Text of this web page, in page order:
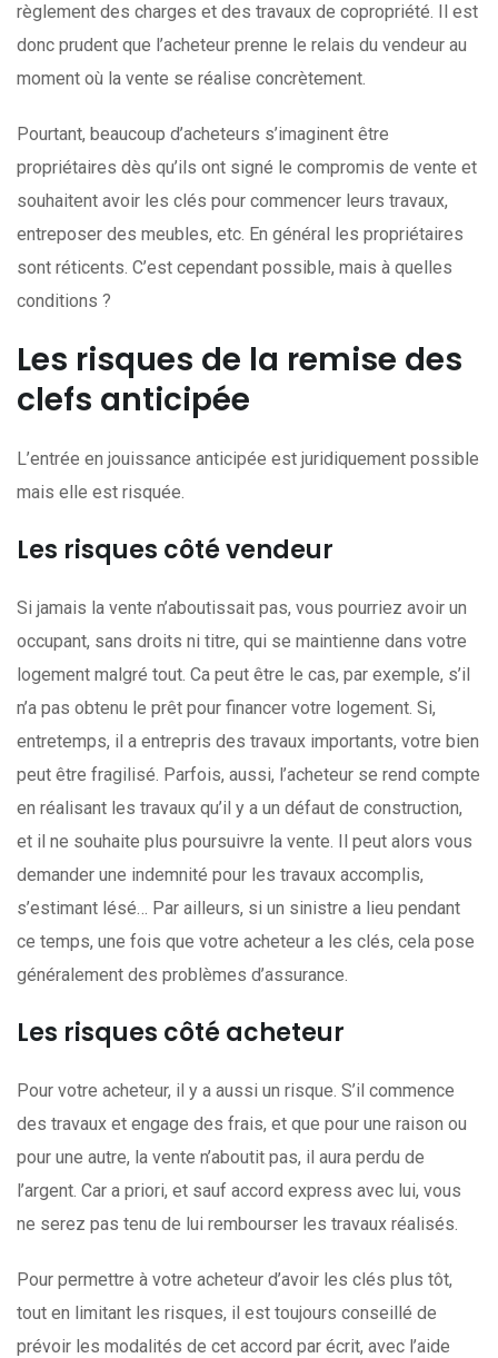
règlement des charges et des travaux de copropriété. Il est
donc prudent que l’acheteur prenne le relais du vendeur au
moment où la vente se réalise concrètement.
Pourtant, beaucoup d’acheteurs s’imaginent être
propriétaires dès qu’ils ont signé le compromis de vente et
souhaitent avoir les clés pour commencer leurs travaux,
entreposer des meubles, etc. En général les propriétaires
sont réticents. C’est cependant possible, mais à quelles
conditions ?
Les risques de la remise des
clefs anticipée
L’entrée en jouissance anticipée est juridiquement possible
mais elle est risquée.
Les risques côté vendeur
Si jamais la vente n’aboutissait pas, vous pourriez avoir un
occupant, sans droits ni titre, qui se maintienne dans votre
logement malgré tout. Ca peut être le cas, par exemple, s’il
n’a pas obtenu le prêt pour financer votre logement. Si,
entretemps, il a entrepris des travaux importants, votre bien
peut être fragilisé. Parfois, aussi, l’acheteur se rend compte
en réalisant les travaux qu’il y a un défaut de construction,
et il ne souhaite plus poursuivre la vente. Il peut alors vous
demander une indemnité pour les travaux accomplis,
s’estimant lésé… Par ailleurs, si un sinistre a lieu pendant
ce temps, une fois que votre acheteur a les clés, cela pose
généralement des problèmes d’assurance.
Les risques côté acheteur
Pour votre acheteur, il y a aussi un risque. S’il commence
des travaux et engage des frais, et que pour une raison ou
pour une autre, la vente n’aboutit pas, il aura perdu de
l’argent. Car a priori, et sauf accord express avec lui, vous
ne serez pas tenu de lui rembourser les travaux réalisés.
Pour permettre à votre acheteur d’avoir les clés plus tôt,
tout en limitant les risques, il est toujours conseillé de
prévoir les modalités de cet accord par écrit, avec l’aide